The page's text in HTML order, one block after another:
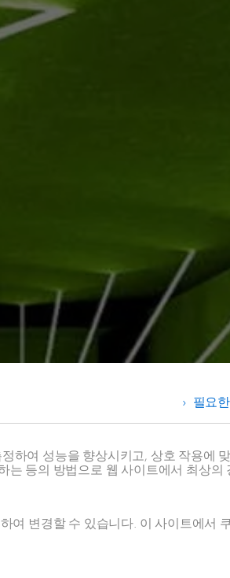
세요! 필요
하여 성능을 향상시키고, 상호 작용에
등의 방법으로 웹 사이트에서 최상의
여 변경할 수 있습니다. 이 사이트에서